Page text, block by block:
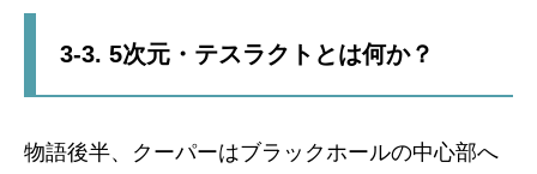
3-3. 5次元・テスラクトとは何か？
物語後半、クーパーはブラックホールの中心部へ